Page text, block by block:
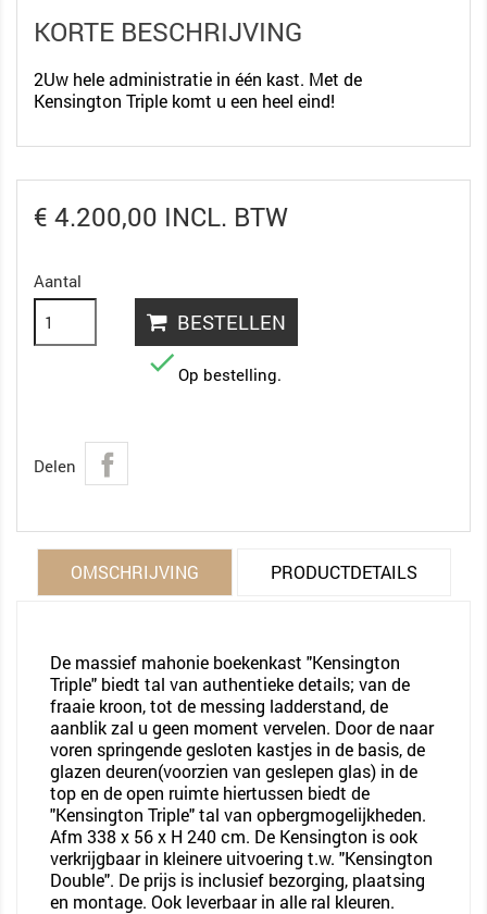
KORTE BESCHRIJVING
2Uw hele administratie in één kast. Met de
Kensington Triple komt u een heel eind!
€ 4.200,00 INCL. BTW
Aantal
BESTELLEN
 Op bestelling.
Delen
OMSCHRIJVING PRODUCTDETAILS
De massief mahonie boekenkast "Kensington
Triple" biedt tal van authentieke details; van de
fraaie kroon, tot de messing ladderstand, de
aanblik zal u geen moment vervelen. Door de naar
voren springende gesloten kastjes in de basis, de
glazen deuren(voorzien van geslepen glas) in de
top en de open ruimte hiertussen biedt de
"Kensington Triple" tal van opbergmogelijkheden.
Afm 338 x 56 x H 240 cm. De Kensington is ook
verkrijgbaar in kleinere uitvoering t.w. "Kensington
Double". De prijs is inclusief bezorging, plaatsing
en montage. Ook leverbaar in alle ral kleuren.